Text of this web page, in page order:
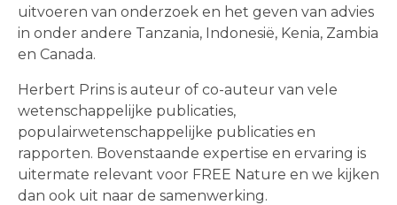
uitvoeren van onderzoek en het geven van advies
in onder andere Tanzania, Indonesië, Kenia, Zambia
en Canada.
Herbert Prins is auteur of co-auteur van vele
wetenschappelijke publicaties,
populairwetenschappelijke publicaties en
rapporten. Bovenstaande expertise en ervaring is
uitermate relevant voor FREE Nature en we kijken
dan ook uit naar de samenwerking.